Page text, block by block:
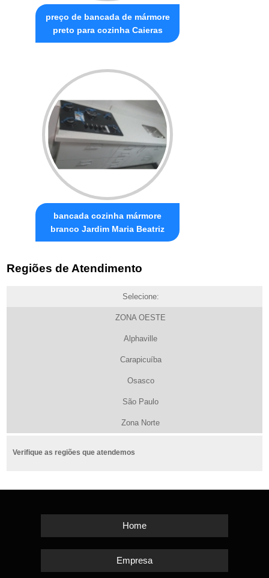
preço de bancada de mármore
preto para cozinha Caieras
bancada cozinha mármore
branco Jardim Maria Beatriz
Regiões de Atendimento
Selecione:
ZONA OESTE
Alphaville
Carapicuíba
Osasco
São Paulo
Zona Norte
Verifique as regiões que atendemos
Home
Empresa